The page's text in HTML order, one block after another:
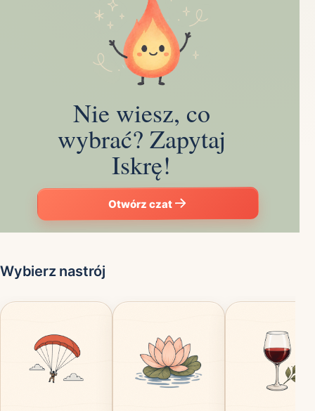
Nie wiesz, co
wybrać? Zapytaj
Iskrę!
Otwórz czat
Wybierz nastrój